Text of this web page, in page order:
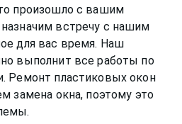
произошло с вашим
назначим встречу с нашим
для вас время. Наш
выполнит все работы по
Ремонт пластиковых окон
замена окна, поэтому это